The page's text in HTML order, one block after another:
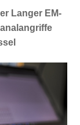
Langer EM-